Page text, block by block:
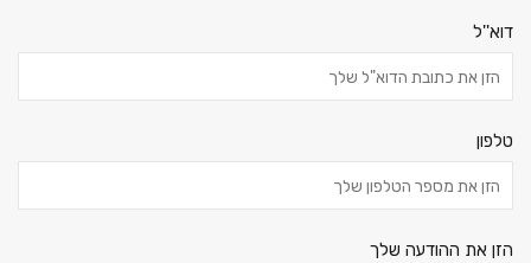
דוא''ל
טלפון
הזן את ההודעה שלך